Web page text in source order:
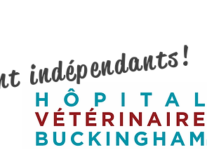
indépendants!